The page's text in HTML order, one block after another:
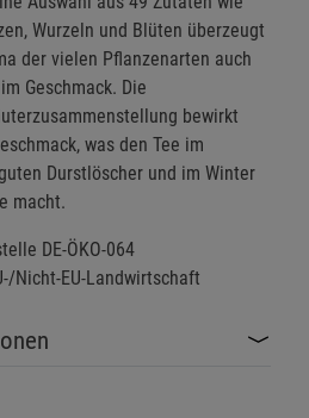
Wurzeln und Blüten überzeugt
der vielen Pflanzenarten auch
Geschmack. Die
bewirkt
was den Tee im
Durstlöscher und im Winter
macht.
DE-ÖKO-064
Nicht-EU-Landwirtschaft